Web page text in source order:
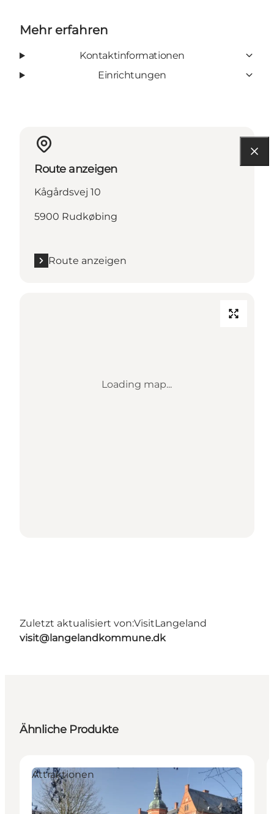
Mehr erfahren
Kontaktinformationen
Einrichtungen
Route anzeigen
Kågårdsvej 10
5900 Rudkøbing
Route anzeigen
Loading map...
Zuletzt aktualisiert von:VisitLangeland
visit@langelandkommune.dk
Ähnliche Produkte
Attraktionen